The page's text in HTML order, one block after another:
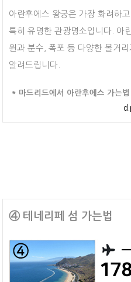
아란후에스 왕궁은 가장 화려하
특히 유명한 관광명소입니다. 아
원과 분수, 폭포 등 다양한 볼거
알려드립니다.
* 마드리드에서 아란후에스 가는법
④ 테네리페 섬 가는법